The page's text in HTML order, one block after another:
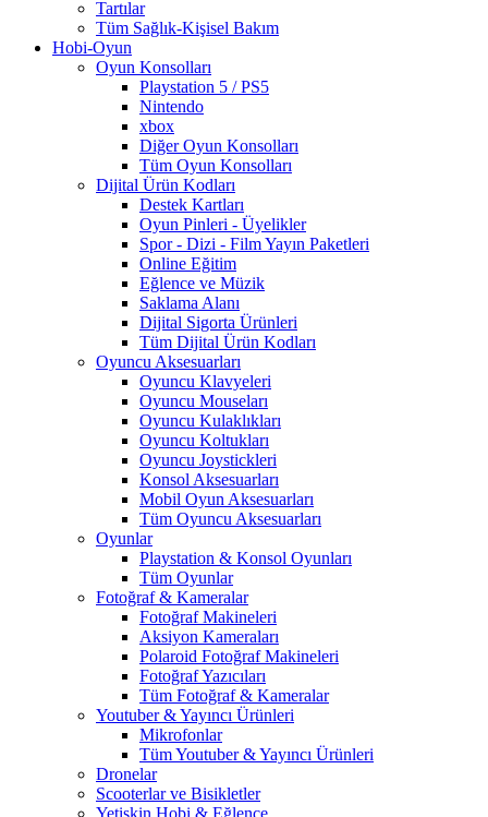
Tartılar
Tüm Sağlık-Kişisel Bakım
Hobi-Oyun
Oyun Konsolları
Playstation 5 / PS5
Nintendo
xbox
Diğer Oyun Konsolları
Tüm Oyun Konsolları
Dijital Ürün Kodları
Destek Kartları
Oyun Pinleri - Üyelikler
Spor - Dizi - Film Yayın Paketleri
Online Eğitim
Eğlence ve Müzik
Saklama Alanı
Dijital Sigorta Ürünleri
Tüm Dijital Ürün Kodları
Oyuncu Aksesuarları
Oyuncu Klavyeleri
Oyuncu Mouseları
Oyuncu Kulaklıkları
Oyuncu Koltukları
Oyuncu Joystickleri
Konsol Aksesuarları
Mobil Oyun Aksesuarları
Tüm Oyuncu Aksesuarları
Oyunlar
Playstation & Konsol Oyunları
Tüm Oyunlar
Fotoğraf & Kameralar
Fotoğraf Makineleri
Aksiyon Kameraları
Polaroid Fotoğraf Makineleri
Fotoğraf Yazıcıları
Tüm Fotoğraf & Kameralar
Youtuber & Yayıncı Ürünleri
Mikrofonlar
Tüm Youtuber & Yayıncı Ürünleri
Dronelar
Scooterlar ve Bisikletler
Yetişkin Hobi & Eğlence